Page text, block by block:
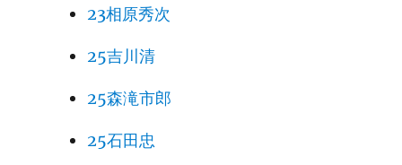
23相原秀次
25吉川清
25森滝市郎
25石田忠